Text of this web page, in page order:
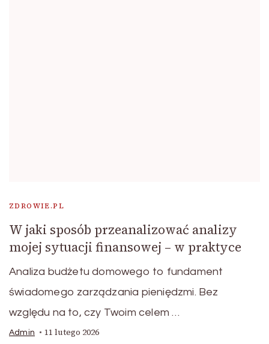
ZDROWIE.PL
W jaki sposób przeanalizować analizy
mojej sytuacji finansowej – w praktyce
Analiza budżetu domowego to fundament
świadomego zarządzania pieniędzmi. Bez
względu na to, czy Twoim celem …
Admin 11 lutego 2026